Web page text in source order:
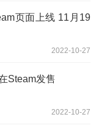
页面上线 11月19
2022-10-27
Steam发售
2022-10-27